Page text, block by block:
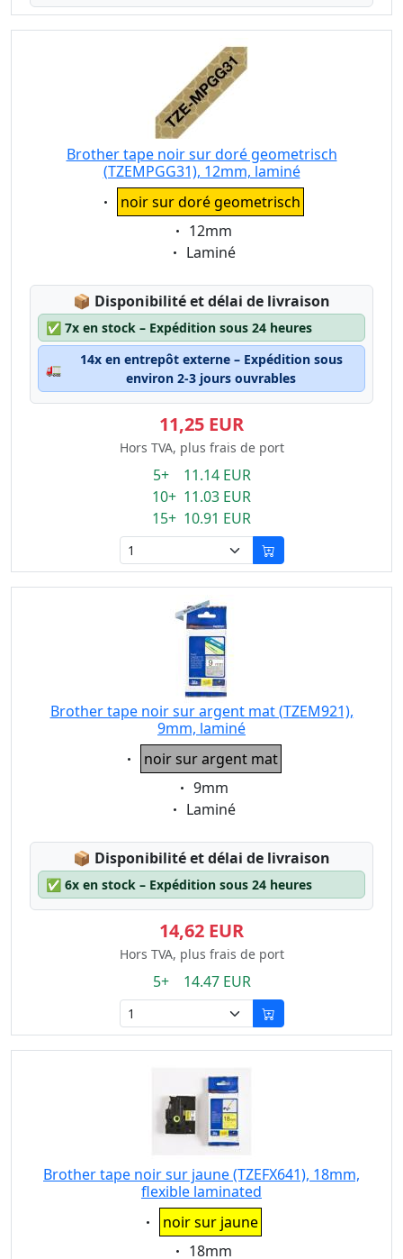
Brother tape noir sur doré geometrisch
(TZEMPGG31), 12mm, laminé
Eigenschaft:
noir sur doré geometrisch
Eigenschaft:
12mm
Eigenschaft:
Laminé
📦 Lagerstatus:
Disponibilité et délai de livraison
✅ 7x en stock – Expédition sous 24 heures
🚛
14x en entrepôt externe – Expédition sous
environ 2-3 jours ouvrables
11,25 EUR
Hors TVA, plus frais de port
5+ 11.14 EUR
10+ 11.03 EUR
15+ 10.91 EUR
Brother tape noir sur argent mat (TZEM921),
9mm, laminé
Eigenschaft:
noir sur argent mat
Eigenschaft:
9mm
Eigenschaft:
Laminé
📦 Lagerstatus:
Disponibilité et délai de livraison
✅ 6x en stock – Expédition sous 24 heures
14,62 EUR
Hors TVA, plus frais de port
5+ 14.47 EUR
Brother tape noir sur jaune (TZEFX641), 18mm,
flexible laminated
Eigenschaft:
noir sur jaune
Eigenschaft:
18mm